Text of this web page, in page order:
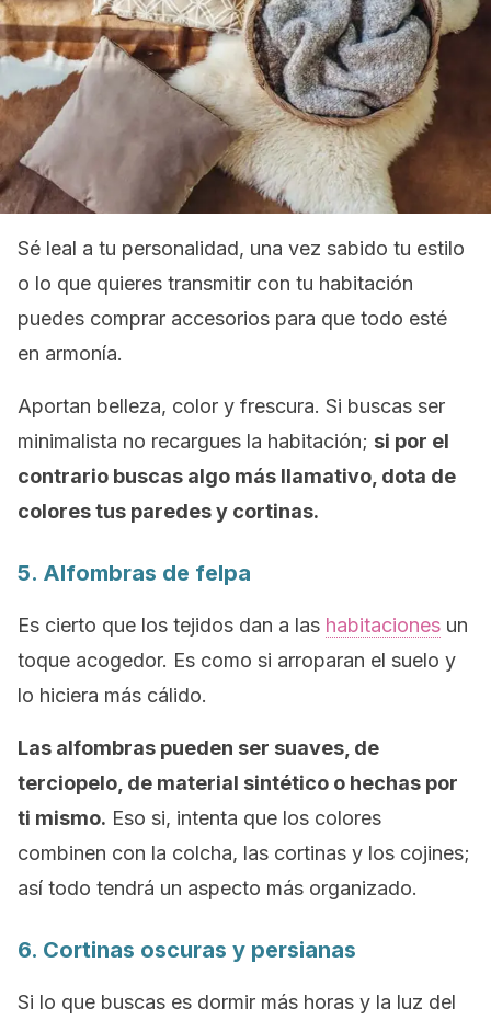
Sé leal a tu personalidad, una vez sabido tu estilo
o lo que quieres transmitir con tu habitación
puedes comprar accesorios para que todo esté
en armonía.
Aportan belleza, color y frescura. Si buscas ser
minimalista no recargues la habitación; si por el
contrario buscas algo más llamativo, dota de
colores tus paredes y cortinas.
5. Alfombras de felpa
Es cierto que los tejidos dan a las habitaciones un
toque acogedor. Es como si arroparan el suelo y
lo hiciera más cálido.
Las alfombras pueden ser suaves, de
terciopelo, de material sintético o hechas por
ti mismo. Eso si, intenta que los colores
combinen con la colcha, las cortinas y los cojines;
así todo tendrá un aspecto más organizado.
6. Cortinas oscuras y persianas
Si lo que buscas es dormir más horas y la luz del